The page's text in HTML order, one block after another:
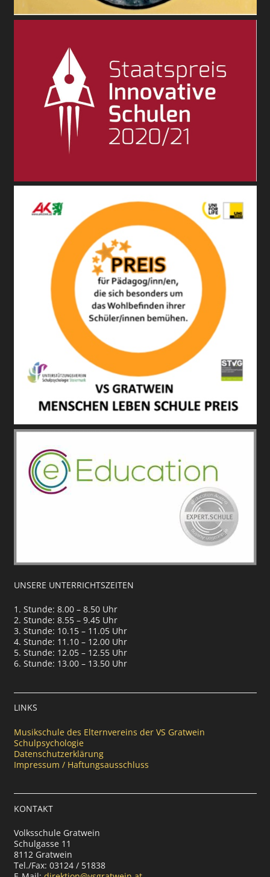
UNSERE UNTERRICHTSZEITEN
1. Stunde: 8.00 – 8.50 Uhr
2. Stunde: 8.55 – 9.45 Uhr
3. Stunde: 10.15 – 11.05 Uhr
4. Stunde: 11.10 – 12.00 Uhr
5. Stunde: 12.05 – 12.55 Uhr
6. Stunde: 13.00 – 13.50 Uhr
LINKS
Musikschule des Elternvereins der VS Gratwein
Schulpsychologie
Datenschutzerklärung
Impressum / Haftungsausschluss
KONTAKT
Volksschule Gratwein
Schulgasse 11
8112 Gratwein
Tel./Fax: 03124 / 51838